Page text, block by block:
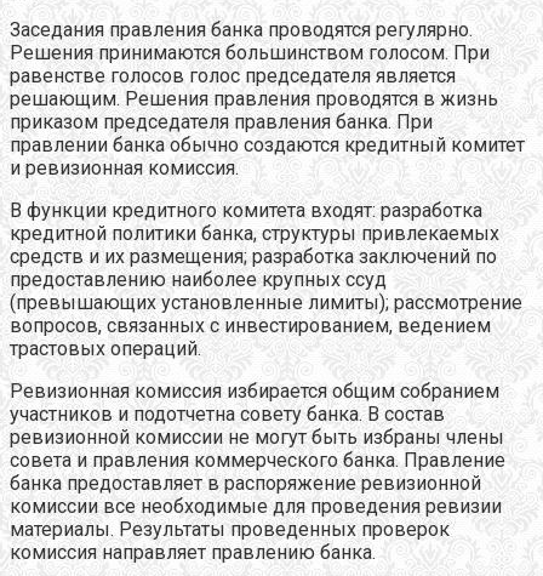
Заседания правления банка проводятся регулярно.
Решения принимаются большинством голосом. При
равенстве голосов голос председателя является
решающим. Решения правления проводятся в жизнь
приказом председателя правления банка. При
правлении банка обычно создаются кредитный комитет
и ревизионная комиссия.
В функции кредитного комитета входят: разработка
кредитной политики банка, структуры привлекаемых
средств и их размещения; разработка заключений по
предоставлению наиболее крупных ссуд
(превышающих установленные лимиты); рассмотрение
вопросов, связанных с инвестированием, ведением
трастовых операций.
Ревизионная комиссия избирается общим собранием
участников и подотчетна совету банка. В состав
ревизионной комиссии не могут быть избраны члены
совета и правления коммерческого банка. Правление
банка предоставляет в распоряжение ревизионной
комиссии все необходимые для проведения ревизии
материалы. Результаты проведенных проверок
комиссия направляет правлению банка.